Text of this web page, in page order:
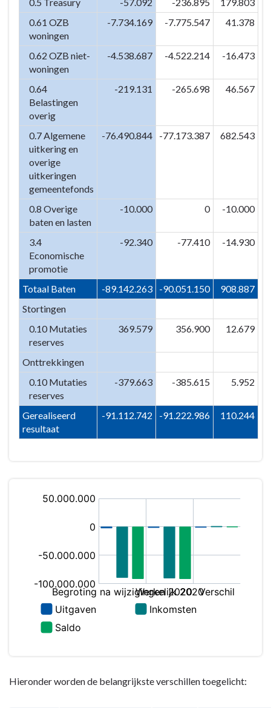
0.5 Treasury
-57.092 -236.895
179.803
0.61 OZB
woningen
-7.734.169 -7.775.547 41.378
0.62 OZB niet-
woningen
-4.538.687 -4.522.214 -16.473
0.64
Belastingen
overig
-219.131 -265.698 46.567
0.7 Algemene
uitkering en
overige
uitkeringen
gemeentefonds
-76.490.844 -77.173.387 682.543
0.8 Overige
baten en lasten
-10.000 0 -10.000
3.4
Economische
promotie
-92.340 -77.410 -14.930
Totaal Baten -89.142.263 -90.051.150
908.887
Stortingen
0.10 Mutaties
reserves
369.579 356.900 12.679
Onttrekkingen
0.10 Mutaties
reserves
-379.663 -385.615 5.952
Gerealiseerd
resultaat
-91.112.742 -91.222.986 110.244
Hieronder worden de belangrijkste verschillen toegelicht: